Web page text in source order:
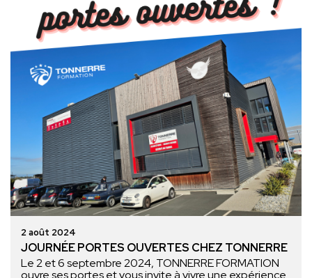
2 août 2024
JOURNÉE PORTES OUVERTES CHEZ TONNERRE
Le 2 et 6 septembre 2024, TONNERRE FORMATION
ouvre ses portes et vous invite à vivre une expérience